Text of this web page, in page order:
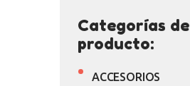
Categorías de
producto:
ACCESORIOS